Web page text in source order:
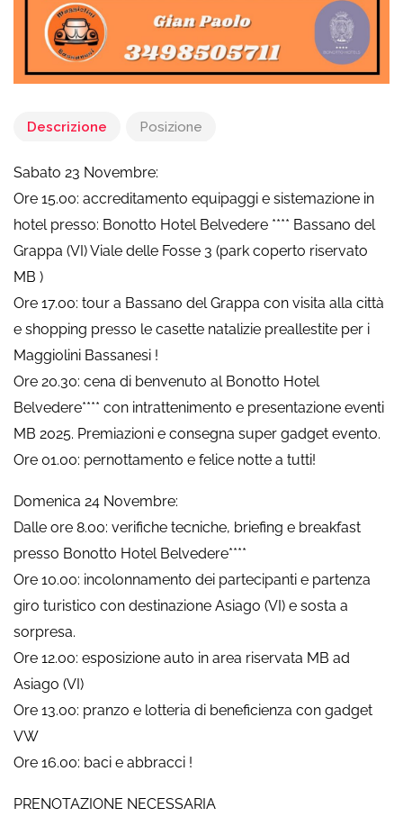
Descrizione Posizione
Sabato 23 Novembre:
Ore 15.00: accreditamento equipaggi e sistemazione in
hotel presso: Bonotto Hotel Belvedere **** Bassano del
Grappa (VI) Viale delle Fosse 3 (park coperto riservato
MB )
Ore 17.00: tour a Bassano del Grappa con visita alla città
e shopping presso le casette natalizie preallestite per i
Maggiolini Bassanesi !
Ore 20.30: cena di benvenuto al Bonotto Hotel
Belvedere**** con intrattenimento e presentazione eventi
MB 2025. Premiazioni e consegna super gadget evento.
Ore 01.00: pernottamento e felice notte a tutti!
Domenica 24 Novembre:
Dalle ore 8.00: verifiche tecniche, briefing e breakfast
presso Bonotto Hotel Belvedere****
Ore 10.00: incolonnamento dei partecipanti e partenza
giro turistico con destinazione Asiago (VI) e sosta a
sorpresa.
Ore 12.00: esposizione auto in area riservata MB ad
Asiago (VI)
Ore 13.00: pranzo e lotteria di beneficienza con gadget
VW
Ore 16.00: baci e abbracci !
PRENOTAZIONE NECESSARIA